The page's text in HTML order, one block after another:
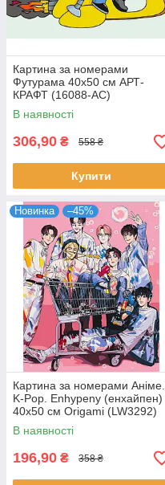
Картина за номерами
Футурама 40х50 см АРТ-
КРАФТ (16088-AC)
В наявності
306,90 ₴ 558 ₴
Купити
Новинка –45%
Картина за номерами Аніме.
K-Pop. Enhypenу (енхайпен)
40x50 см Origami (LW3292)
В наявності
196,90 ₴ 358 ₴